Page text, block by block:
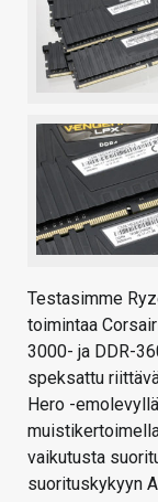
Testasimme
toimintaa
3000- ja DDR-
speksattu
Hero -
vaikutusta
suorituskykyyn